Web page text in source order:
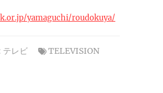
yamaguchi/roudokuya/
テレビ TELEVISION